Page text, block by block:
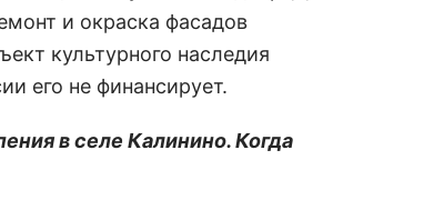
и окраска фасадов
культурного наследия
его не финансирует.
в селе Калинино. Когда